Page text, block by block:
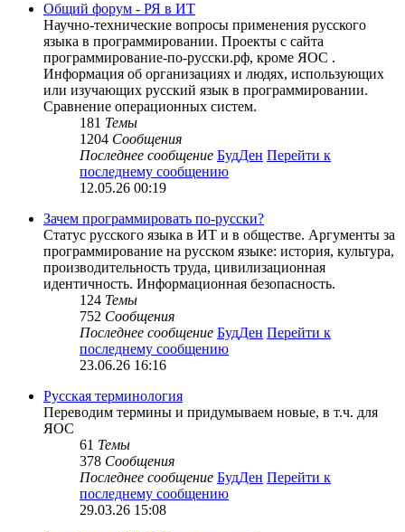
Общий форум - РЯ в ИТ
Научно-технические вопросы применения русского
языка в программировании. Проекты с сайта
программирование-по-русски.рф, кроме ЯОС .
Информация об организациях и людях, использующих
или изучающих русский язык в программировании.
Сравнение операционных систем.
181 Темы
1204 Сообщения
Последнее сообщение БудДен Перейти к
последнему сообщению
12.05.26 00:19
Зачем программировать по-русски?
Статус русского языка в ИТ и в обществе. Аргументы за
программирование на русском языке: история, культура,
производительность труда, цивилизационная
идентичность. Информационная безопасность.
124 Темы
752 Сообщения
Последнее сообщение БудДен Перейти к
последнему сообщению
23.06.26 16:16
Русская терминология
Переводим термины и придумываем новые, в т.ч. для
ЯОС
61 Темы
378 Сообщения
Последнее сообщение БудДен Перейти к
последнему сообщению
29.03.26 15:08